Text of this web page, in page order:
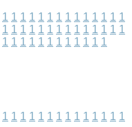
1 1 1 1 1 1 1 1 1 1 1 1 1 1
1 1 1 1 1 1 1 1 1 1 1 1 1 1
1 1 1 1 1 1 1 1 1 1 1 1
1 1 1 1 1 1 1 1 1 1 1 1 1 1